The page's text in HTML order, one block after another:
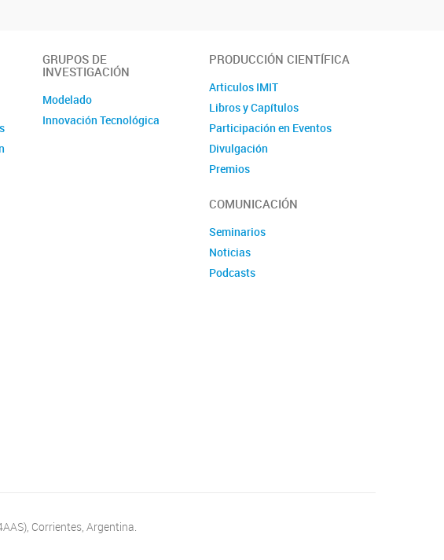
GRUPOS DE
INVESTIGACIÓN
Modelado
Innovación Tecnológica
PRODUCCIÓN CIENTÍFICA
Articulos IMIT
Libros y Capítulos
Participación en Eventos
Divulgación
Premios
COMUNICACIÓN
Seminarios
Noticias
Podcasts
Corrientes, Argentina.